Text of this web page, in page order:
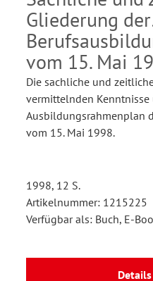
Gliederung der
vom 15. Mai
Die sachliche und
vermittelnden
Ausbildungsrahmenplan
vom 15. Mai 1998.
1998, 12 S.
Artikelnummer: 1215225
Verfügbar als: Buch, E-